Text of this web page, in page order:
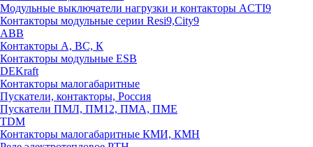
Модульные выключатели нагрузки и контакторы ACTI9
Контакторы модульные серии Resi9,City9
ABB
Контакторы А, ВС, К
Контакторы модульные ESB
DEKraft
Контакторы малогабаритные
Пускатели, контакторы, Россия
Пускатели ПМЛ, ПМ12, ПМА, ПМЕ
TDM
Контакторы малогабаритные КМИ, КМН